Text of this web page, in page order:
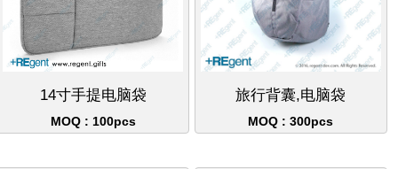
14寸手提电脑袋
MOQ : 100pcs
旅行背囊,电脑袋
MOQ : 300pcs